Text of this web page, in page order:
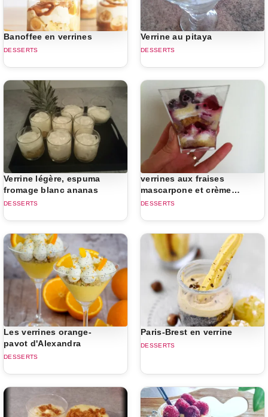
Banoffee en verrines
DESSERTS
Verrine au pitaya
DESSERTS
Verrine légère, espuma
fromage blanc ananas
DESSERTS
verrines aux fraises
mascarpone et crème
anglaise
DESSERTS
Les verrines orange-
pavot d'Alexandra
DESSERTS
Paris-Brest en verrine
DESSERTS